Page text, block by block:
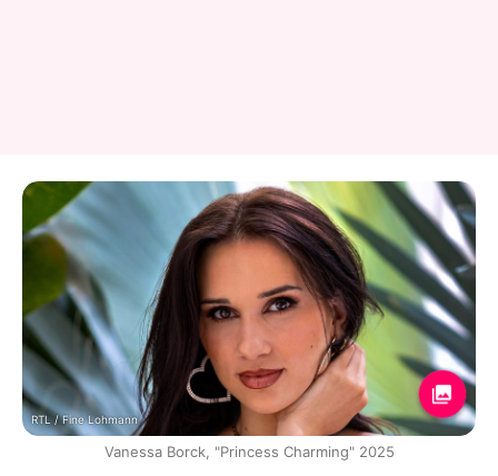
RTL / Fine Lohmann
Vanessa Borck, "Princess Charming" 2025